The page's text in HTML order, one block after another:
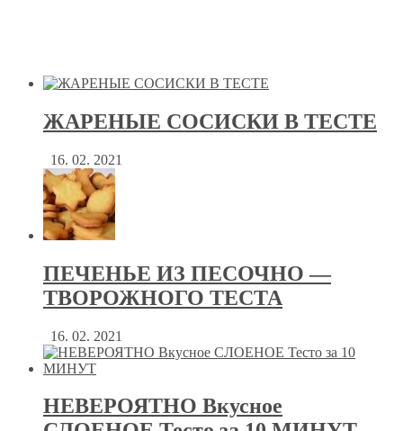
ЖАРЕНЫЕ СОСИСКИ В ТЕСТЕ
16. 02. 2021
ПЕЧЕНЬЕ ИЗ ПЕСОЧНО —
ТВОРОЖНОГО ТЕСТА
16. 02. 2021
НЕВЕРОЯТНО Вкусное